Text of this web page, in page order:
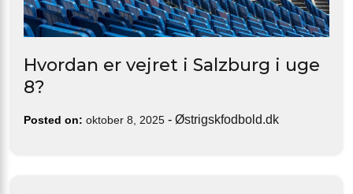
Hvordan er vejret i Salzburg i uge
8?
Posted on: oktober 8, 2025 - Østrigskfodbold.dk